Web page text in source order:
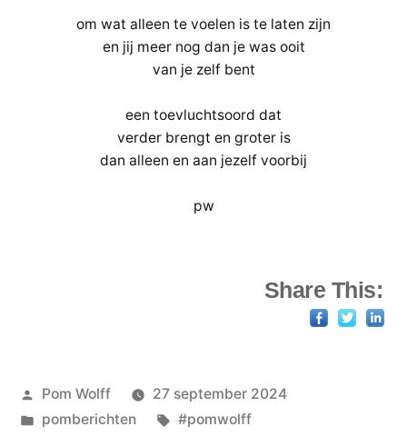
om wat alleen te voelen is te laten zijn
en jij meer nog dan je was ooit
van je zelf bent
een toevluchtsoord dat
verder brengt en groter is
dan alleen en aan jezelf voorbij
pw
Share This:
Geplaatst
door
Pom Wolff
27 september 2024
Geplaatst
pomberichten Tags:
#pomwolff